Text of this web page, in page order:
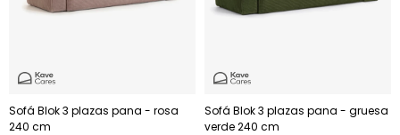
Sofá Blok 3 plazas pana - rosa
240 cm
Sofá Blok 3 plazas pana - gruesa
verde 240 cm